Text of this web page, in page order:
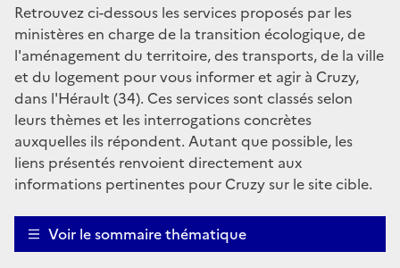
Retrouvez ci-dessous les services proposés par les
ministères en charge de la transition écologique, de
l'aménagement du territoire, des transports, de la ville
et du logement pour vous informer et agir à Cruzy,
dans l'Hérault (34). Ces services sont classés selon
leurs thèmes et les interrogations concrètes
auxquelles ils répondent. Autant que possible, les
liens présentés renvoient directement aux
informations pertinentes pour Cruzy sur le site cible.
Voir le sommaire thématique